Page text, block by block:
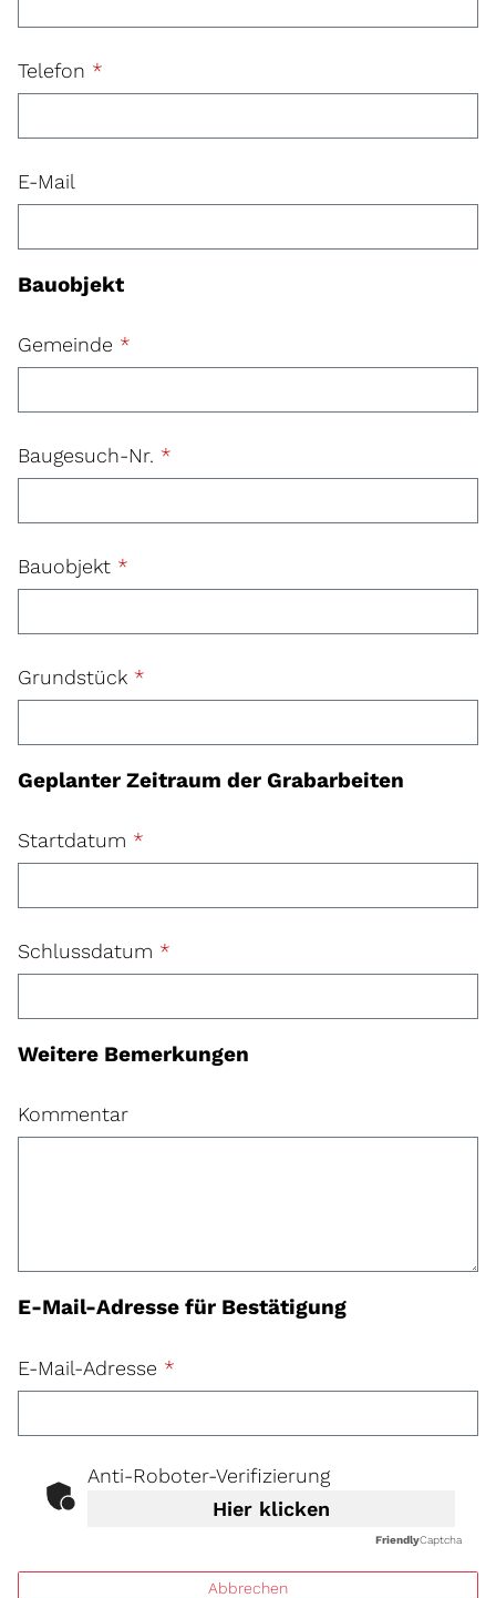
Telefon *
E-Mail
Bauobjekt
Gemeinde *
Baugesuch-Nr. *
Bauobjekt *
Grundstück *
Geplanter Zeitraum der Grabarbeiten
Startdatum *
Schlussdatum *
Weitere Bemerkungen
Kommentar
E-Mail-Adresse für Bestätigung
E-Mail-Adresse *
Anti-Roboter-Verifizierung
Hier klicken
FriendlyCaptcha
Abbrechen